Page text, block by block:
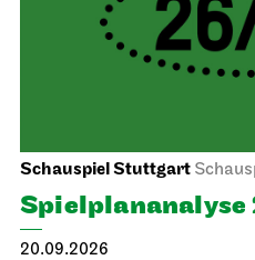
Schauspiel Stuttgart
Spiel­plan­analyse
20.09.2026